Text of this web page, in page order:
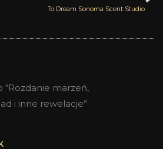
To Dream Sonoma Scent Studio
marzeń,
i inne rewelacje”